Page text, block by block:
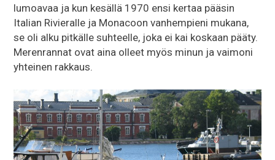
lumoavaa ja kun kesällä 1970 ensi kertaa pääsin
Italian Rivieralle ja Monacoon vanhempieni mukana,
se oli alku pitkälle suhteelle, joka ei kai koskaan pääty.
Merenrannat ovat aina olleet myös minun ja vaimoni
yhteinen rakkaus.